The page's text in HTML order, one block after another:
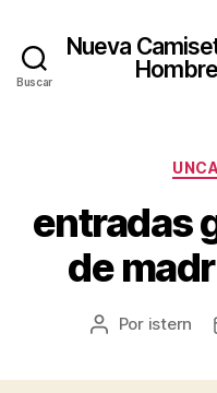
Buscar
Nueva
entradas
de
Autor
Por istern